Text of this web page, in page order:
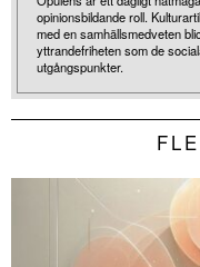
opinionsbildande roll.
med en samhällsmedveten
yttrandefriheten som de
utgångspunkter.